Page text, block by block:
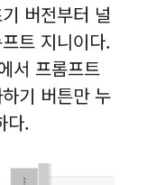
버전부터 널
트 지니이다.
서 프롬프트
기 버튼만 누
다.